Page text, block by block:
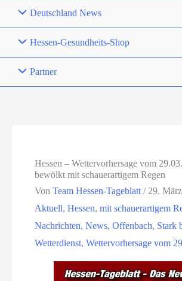
Deutschland News
Hessen-Gesundheits-Shop
Partner
Hessen – Wettervorhersage vom
bewölkt mit schauerartigem Regen
VonTeam Hessen-Tageblatt/ 29.
Aktuell,Hessen,mit schauerartigem
Nachrichten,News,Offenbach, Stark
Wetterdienst,Wettervorhersage vom